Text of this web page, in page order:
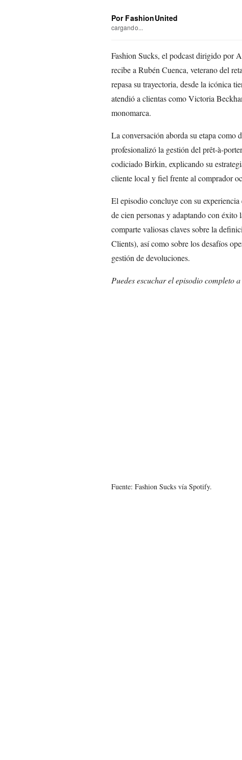
Por FashionUnited
cargando...
Fashion Sucks, el podcast dirigido por
recibe a Rubén Cuenca, veterano del
repasa su trayectoria, desde la icónica
atendió a clientas como Victoria
monomarca.
La conversación aborda su etapa como
profesionalizó la gestión del prêt-à-
codiciado Birkin, explicando su
cliente local y fiel frente al comprador
El episodio concluye con su
de cien personas y adaptando con
comparte valiosas claves sobre la
Clients), así como sobre los desafíos
gestión de devoluciones.
Puedes escuchar el episodio completo
Fuente: Fashion Sucks vía Spotify.